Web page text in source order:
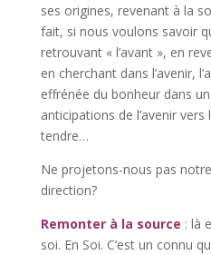
ses origines, revenant à la
fait, si nous voulons savoir
retrouvant « l’avant », en
en cherchant dans l’avenir,
effrénée du bonheur dans
anticipations de l’avenir
tendre…
Ne projetons-nous pas
direction?
Remonter à la source : là
soi. En Soi. C’est un connu